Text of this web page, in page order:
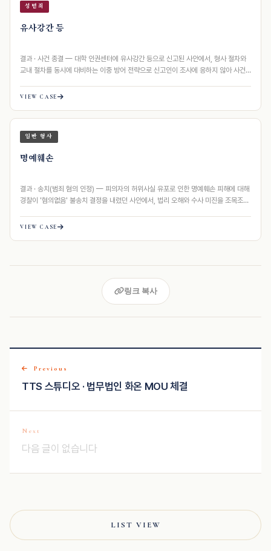
성범죄
유사강간 등
결과 · 사건 종결 — 대학 인권센터에 유사강간 등으로 신고된 사안에서, 형사 절차와
교내 절차를 동시에 대비하는 이중 방어 전략으로 신고인이 조사에 응하지 않아 사건…
VIEW CASE
일반 형사
명예훼손
결과 · 송치(범죄 혐의 인정) — 피의자의 허위사실 유포로 인한 명예훼손 피해에 대해
경찰이 '혐의없음' 불송치 결정을 내렸던 사안에서, 법리 오해와 수사 미진을 조목조목
VIEW CASE
링크 복사
Previous
TTS 스튜디오 · 법무법인 화온 MOU 체결
Next
다음 글이 없습니다
LIST VIEW